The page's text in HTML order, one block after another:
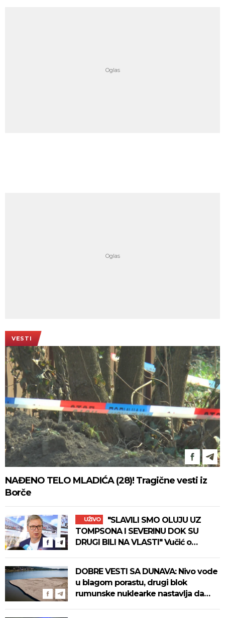
VESTI
NAĐENO TELO MLADIĆA (28)! Tragične vesti iz
Borče
UŽIVO
TOMPSONA I SEVERINU DOK SU
DRUGI BILI NA VLASTI" Vučić o
DOBRE VESTI SA DUNAVA: Nivo vode
u blagom porastu, drugi blok
rumunske nuklearke nastavlja da